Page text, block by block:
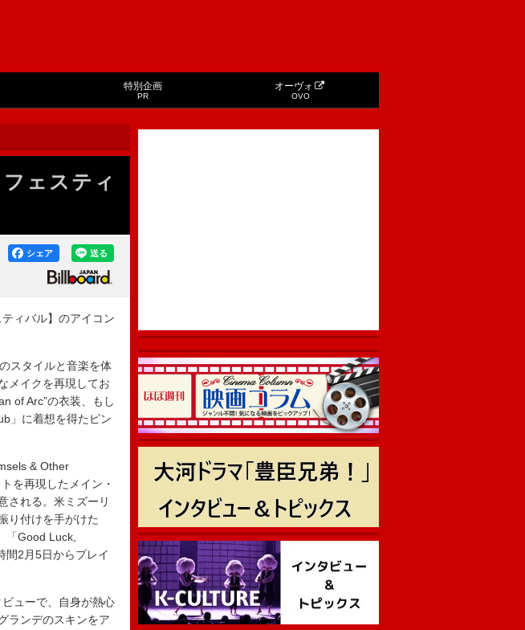
特別企画
PR
オーヴォ
OVO
ェスティ
送る
シェア
ィバル】のアイコン
スタイルと音楽を体
メイクを再現してお
of Arc”の衣装、もし
」に着想を得たピン
& Other
を再現したメイン・
される。米ミズーリ
り付けを手がけた
「Good Luck,
間2月5日からプレイ
ューで、自身が熱心
ランデのスキンをア